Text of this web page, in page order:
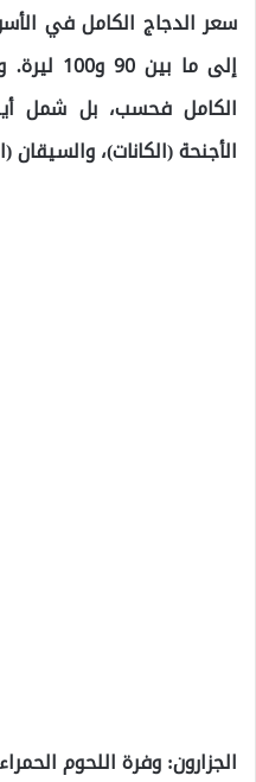
إلى ما
الكامل فحسب، بل شمل
الأجنحة (الكانات)، والسيقان
الجزارون: وفرة اللحوم